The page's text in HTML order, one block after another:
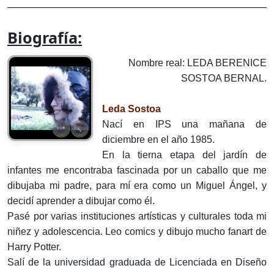
Biografía:
Nombre real: LEDA BERENICE
SOSTOA BERNAL.
Leda Sostoa
Nací en IPS una mañana de
diciembre en el año 1985.
En la tierna etapa del jardín de
infantes me encontraba fascinada por un caballo que me
dibujaba mi padre, para mí era como un Miguel Ángel, y
decidí aprender a dibujar como él.
Pasé por varias instituciones artísticas y culturales toda mi
niñez y adolescencia. Leo comics y dibujo mucho fanart de
Harry Potter.
Salí de la universidad graduada de Licenciada en Diseño